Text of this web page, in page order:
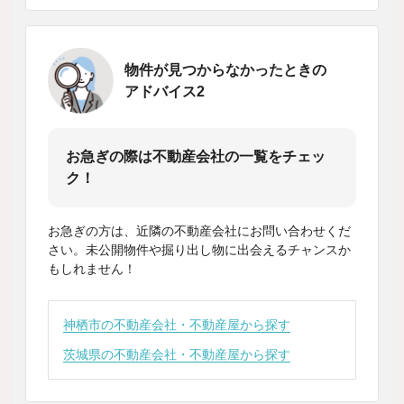
物件が見つからなかったときの
アドバイス2
お急ぎの際は不動産会社の一覧をチェッ
ク！
お急ぎの方は、近隣の不動産会社にお問い合わせくだ
さい。未公開物件や掘り出し物に出会えるチャンスか
もしれません！
神栖市の不動産会社・不動産屋から探す
茨城県の不動産会社・不動産屋から探す